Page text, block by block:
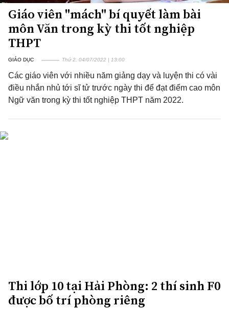
Giáo viên "mách" bí quyết làm bài
môn Văn trong kỳ thi tốt nghiệp
THPT
GIÁO DỤC Thứ 2, 04/07/2022 | 13:00
Các giáo viên với nhiều năm giảng dạy và luyện thi có vài
điều nhắn nhủ tới sĩ tử trước ngày thi để đạt điểm cao môn
Ngữ văn trong kỳ thi tốt nghiệp THPT năm 2022.
Thi lớp 10 tại Hải Phòng: 2 thí sinh F0
được bố trí phòng riêng